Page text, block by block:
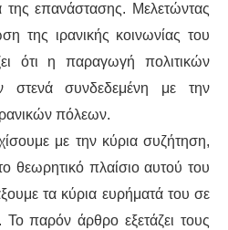
της επανάστασης. Μελετώντας
της ιρανικής κοινωνίας του
ότι η παραγωγή πολιτικών
συνδεδεμένη με την
πόλεων.
με την κύρια συζήτηση,
θεωρητικό πλαίσιο αυτού του
τα κύρια ευρήματά του σε
Το παρόν άρθρο εξετάζει τους